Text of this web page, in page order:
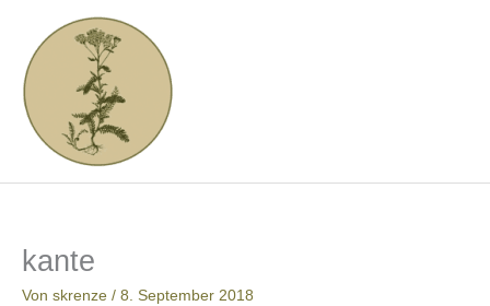
springen
kante
Von skrenze / 8. September 2018